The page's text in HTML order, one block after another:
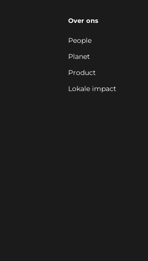
Over ons
People
Planet
Product
Lokale impact